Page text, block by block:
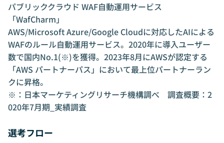
パブリッククラウド WAF自動運用サービス
「WafCharm」
AWS/Microsoft Azure/Google Cloudに対応したAIによる
WAFのルール自動運用サービス。2020年に導入ユーザー
数で国内No.1(※)を獲得。2023年8月にAWSが認定する
「AWS パートナーパス」において最上位パートナーラン
クに昇格。
※：日本マーケティングリサーチ機構調べ 調査概要：2
020年7月期_実績調査
選考フロー